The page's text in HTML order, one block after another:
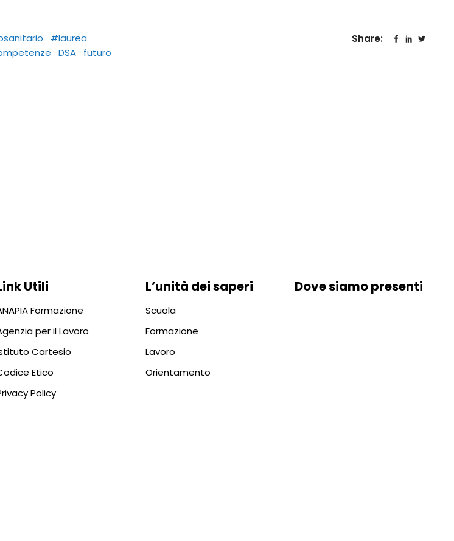
#laurea
DSA
futuro
Share:
Utili
Formazione
per il Lavoro
Cartesio
Etico
Policy
L’unità dei saperi
Scuola
Formazione
Lavoro
Orientamento
Dove siamo presenti